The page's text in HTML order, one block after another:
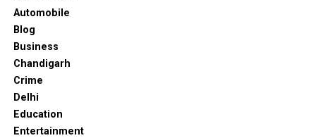
Automobile
Blog
Business
Chandigarh
Crime
Delhi
Education
Entertainment